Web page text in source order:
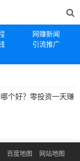
网赚新闻
引流推广
个好？零投资一天赚
百度地图
网站地图